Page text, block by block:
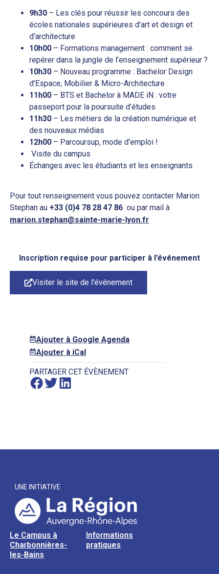
9h30 – Les clés pour réussir les concours des
écoles nationales supérieures d’art et design et
d’architecture
10h00 – Formations management : comment se
repérer dans la jungle de l’enseignement supérieur ?
10h30 – Nouveau programme : Bachelor Design
d’Espace, Mobilier & Micro-Architecture
11h00 – BTS et Bachelor à MADE iN : votre
passeport pour la poursuite d’études
11h30 – Les métiers de la création numérique et
des nouveaux médias
12h00 – Parcoursup, mode d’emploi !
Visite du campus
Échanges avec les étudiants et les enseignants
Pour tout renseignement vous pouvez contacter Marion
Stephan au +33 (0)4 78 28 47 86 ou par mail à
marion.stephan@sainte-marie-lyon.fr
Inscription requise pour participer à l’événement
Visiter le site de l'événement
Ajouter à Google Agenda
Ajouter à iCal
PARTAGER CET ÉVÈNEMENT
UNE INITIATIVE
Le Campus à
Charbonnières-
les-Bains
Informations
pratiques